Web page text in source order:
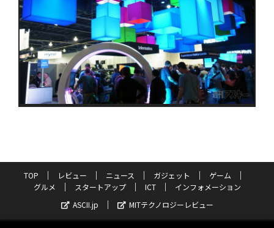
TOP レビュー ニュース ガジェット
ゲーム
グルメ
スタートアップ ICT
インフォメーション
ASCII.jp
MITテクノロジーレビュー